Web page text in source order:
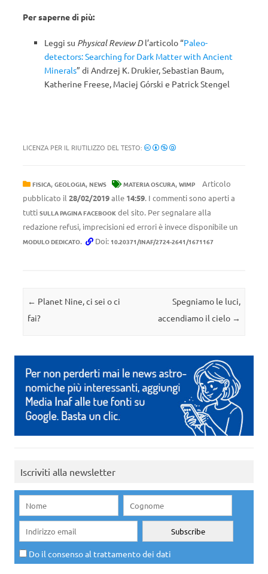
Per saperne di più:
Leggi su Physical Review Dl’articolo “Paleo-
detectors: Searching for Dark Matter with Ancient
Minerals” di Andrzej K. Drukier, Sebastian Baum,
Katherine Freese, Maciej Górski e Patrick Stengel
LICENZA PER IL RIUTILIZZO DEL TESTO:
FISICA, GEOLOGIA, NEWS MATERIA OSCURA, WIMP
Articolo
pubblicato il 28/02/2019alle 14:59. I commenti sono aperti a
tutti SULLA PAGINA FACEBOOK del sito. Per segnalare alla
redazione refusi, imprecisioni ed errori è invece disponibile un
MODULO DEDICATO. Doi: 10.20371/INAF/2724-2641/1671167
Navigazione articolo
← Planet Nine, ci sei o ci
fai?
Spegniamo le luci,
accendiamo il cielo →
Iscriviti alla newsletter
Do il consenso al trattamento dei dati